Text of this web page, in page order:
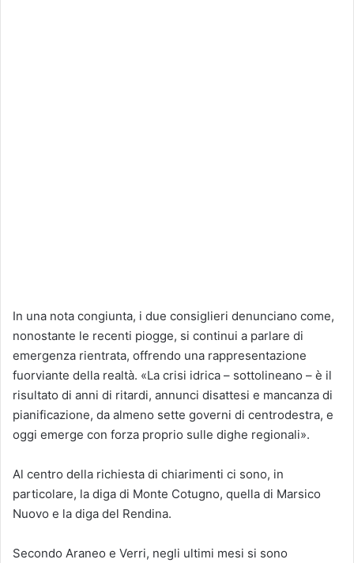
In una nota congiunta, i due consiglieri denunciano come,
nonostante le recenti piogge, si continui a parlare di
emergenza rientrata, offrendo una rappresentazione
fuorviante della realtà. «La crisi idrica – sottolineano – è il
risultato di anni di ritardi, annunci disattesi e mancanza di
pianificazione, da almeno sette governi di centrodestra, e
oggi emerge con forza proprio sulle dighe regionali».
Al centro della richiesta di chiarimenti ci sono, in
particolare, la diga di Monte Cotugno, quella di Marsico
Nuovo e la diga del Rendina.
Secondo Araneo e Verri, negli ultimi mesi si sono